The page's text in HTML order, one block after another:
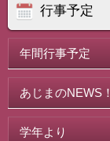
行事予定
年間行事予定
あじまのNEWS！
学年より